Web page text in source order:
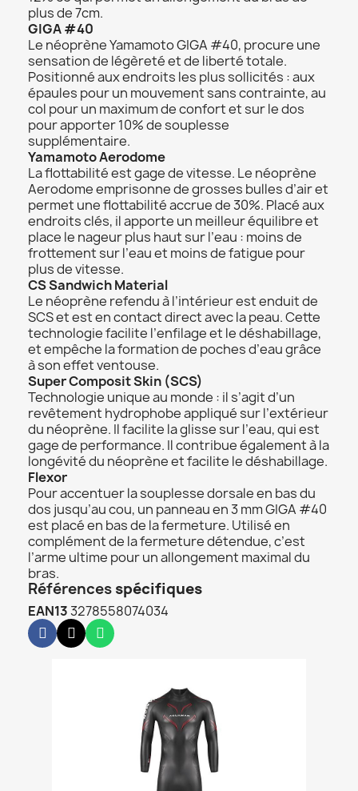
plus de 7cm.
GIGA #40
Le néoprène Yamamoto GIGA #40, procure une
sensation de légèreté et de liberté totale.
Positionné aux endroits les plus sollicités : aux
épaules pour un mouvement sans contrainte, au
col pour un maximum de confort et sur le dos
pour apporter 10% de souplesse
supplémentaire.
Yamamoto Aerodome
La flottabilité est gage de vitesse. Le néoprène
Aerodome emprisonne de grosses bulles d’air et
permet une flottabilité accrue de 30%. Placé aux
endroits clés, il apporte un meilleur équilibre et
place le nageur plus haut sur l’eau : moins de
frottement sur l’eau et moins de fatigue pour
plus de vitesse.
CS Sandwich Material
Le néoprène refendu à l’intérieur est enduit de
SCS et est en contact direct avec la peau. Cette
technologie facilite l’enfilage et le déshabillage,
et empêche la formation de poches d’eau grâce
à son effet ventouse.
Super Composit Skin (SCS)
Technologie unique au monde : il s’agit d’un
revêtement hydrophobe appliqué sur l’extérieur
du néoprène. Il facilite la glisse sur l’eau, qui est
gage de performance. Il contribue également à la
longévité du néoprène et facilite le déshabillage.
Flexor
Pour accentuer la souplesse dorsale en bas du
dos jusqu’au cou, un panneau en 3 mm GIGA #40
est placé en bas de la fermeture. Utilisé en
complément de la fermeture détendue, c’est
l’arme ultime pour un allongement maximal du
bras.
Références spécifiques
EAN133278558074034